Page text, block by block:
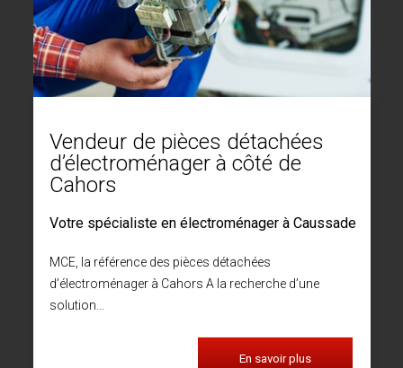
Vendeur de pièces détachées
d’électroménager à côté de
Cahors
Votre spécialiste en électroménager à Caussade
MCE, la référence des pièces détachées
d’électroménager à Cahors A la recherche d’une
solution…
En savoir plus